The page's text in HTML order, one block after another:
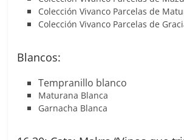
Colección Vivanco Parcelas de
Colección Vivanco Parcelas de
Blancos:
Tempranillo blanco
Maturana Blanca
Garnacha Blanca